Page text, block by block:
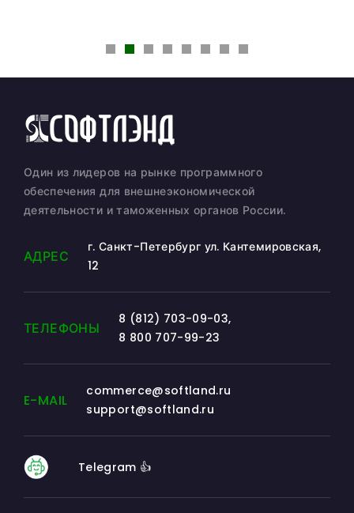
Один из лидеров на рынке программного
обеспечения для внешнеэкономической
деятельности и таможенных органов России.
АДРЕС
г. Санкт-Петербург ул. Кантемировская,
12
ТЕЛЕФОНЫ
8 (812) 703-09-03,
8 800 707-99-23
E-MAIL
commerce@softland.ru
support@softland.ru
Telegram 👍